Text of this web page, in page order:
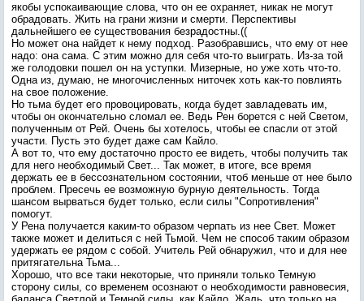
якобы успокаивающие слова, что он ее охраняет, никак не могут
обрадовать. Жить на грани жизни и смерти. Перспективы
дальнейшего ее существования безрадостны.((
Но может она найдет к нему подход. Разобравшись, что ему от нее
надо: она сама. С этим можно для себя что-то выиграть. Из-за той
же голодовки пошел он на уступки. Мизерные, но уже хоть что-то.
Одна из, думаю, не многочисленных ниточек хоть как-то повлиять
на свое положение.
Но тьма будет его провоцировать, когда будет завладевать им,
чтобы он окончательно сломал ее. Ведь Рен борется с ней Светом,
полученным от Рей. Очень бы хотелось, чтобы ее спасли от этой
участи. Пусть это будет даже сам Кайло.
А вот то, что ему достаточно просто ее видеть, чтобы получить так
для него необходимый Свет... Так может, в итоге, все время
держать ее в бессознательном состоянии, чтоб меньше от нее было
проблем. Пресечь ее возможную бурную деятельность. Тогда
шансом вырваться будет только, если силы "Сопротивления"
помогут.
У Рена получается каким-то образом черпать из нее Свет. Может
также может и делиться с ней Тьмой. Чем не способ таким образом
удержать ее рядом с собой. Учитель Рей обнаружил, что и для нее
притягательна Тьма...
Хорошо, что все таки некоторые, что приняли только Темную
сторону силы, со временем осознают о необходимости равновесия,